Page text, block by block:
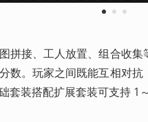
1 2 3
拼接、工人放置、组合收
数。玩家之间既能互相对
套装搭配扩展套装可支持 1～